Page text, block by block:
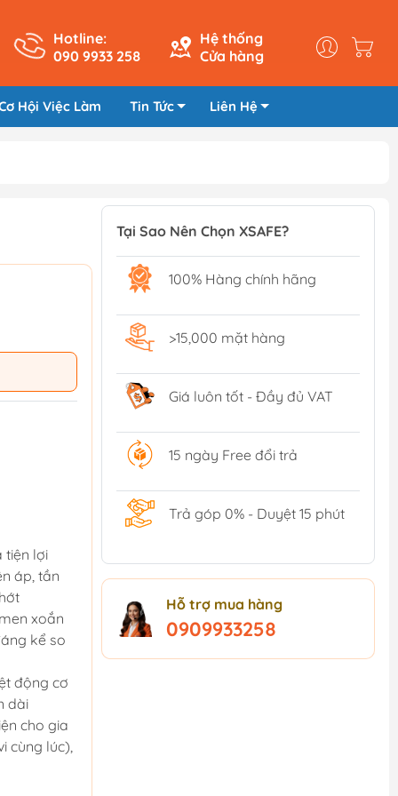
Hotline:
090 9933 258
Hệ thống
Cửa hàng
Hội Việc Làm Tin Tức Liên Hệ
tiện lợi
áp, tần
xoắn
kể so
động cơ
dài
cho gia
cùng lúc),
Tại Sao Nên Chọn XSAFE?
100% Hàng chính hãng
>15,000 mặt hàng
Giá luôn tốt - Đầy đủ VAT
15 ngày Free đổi trả
Trả góp 0% - Duyệt 15 phút
Hỗ trợ mua hàng
0909933258